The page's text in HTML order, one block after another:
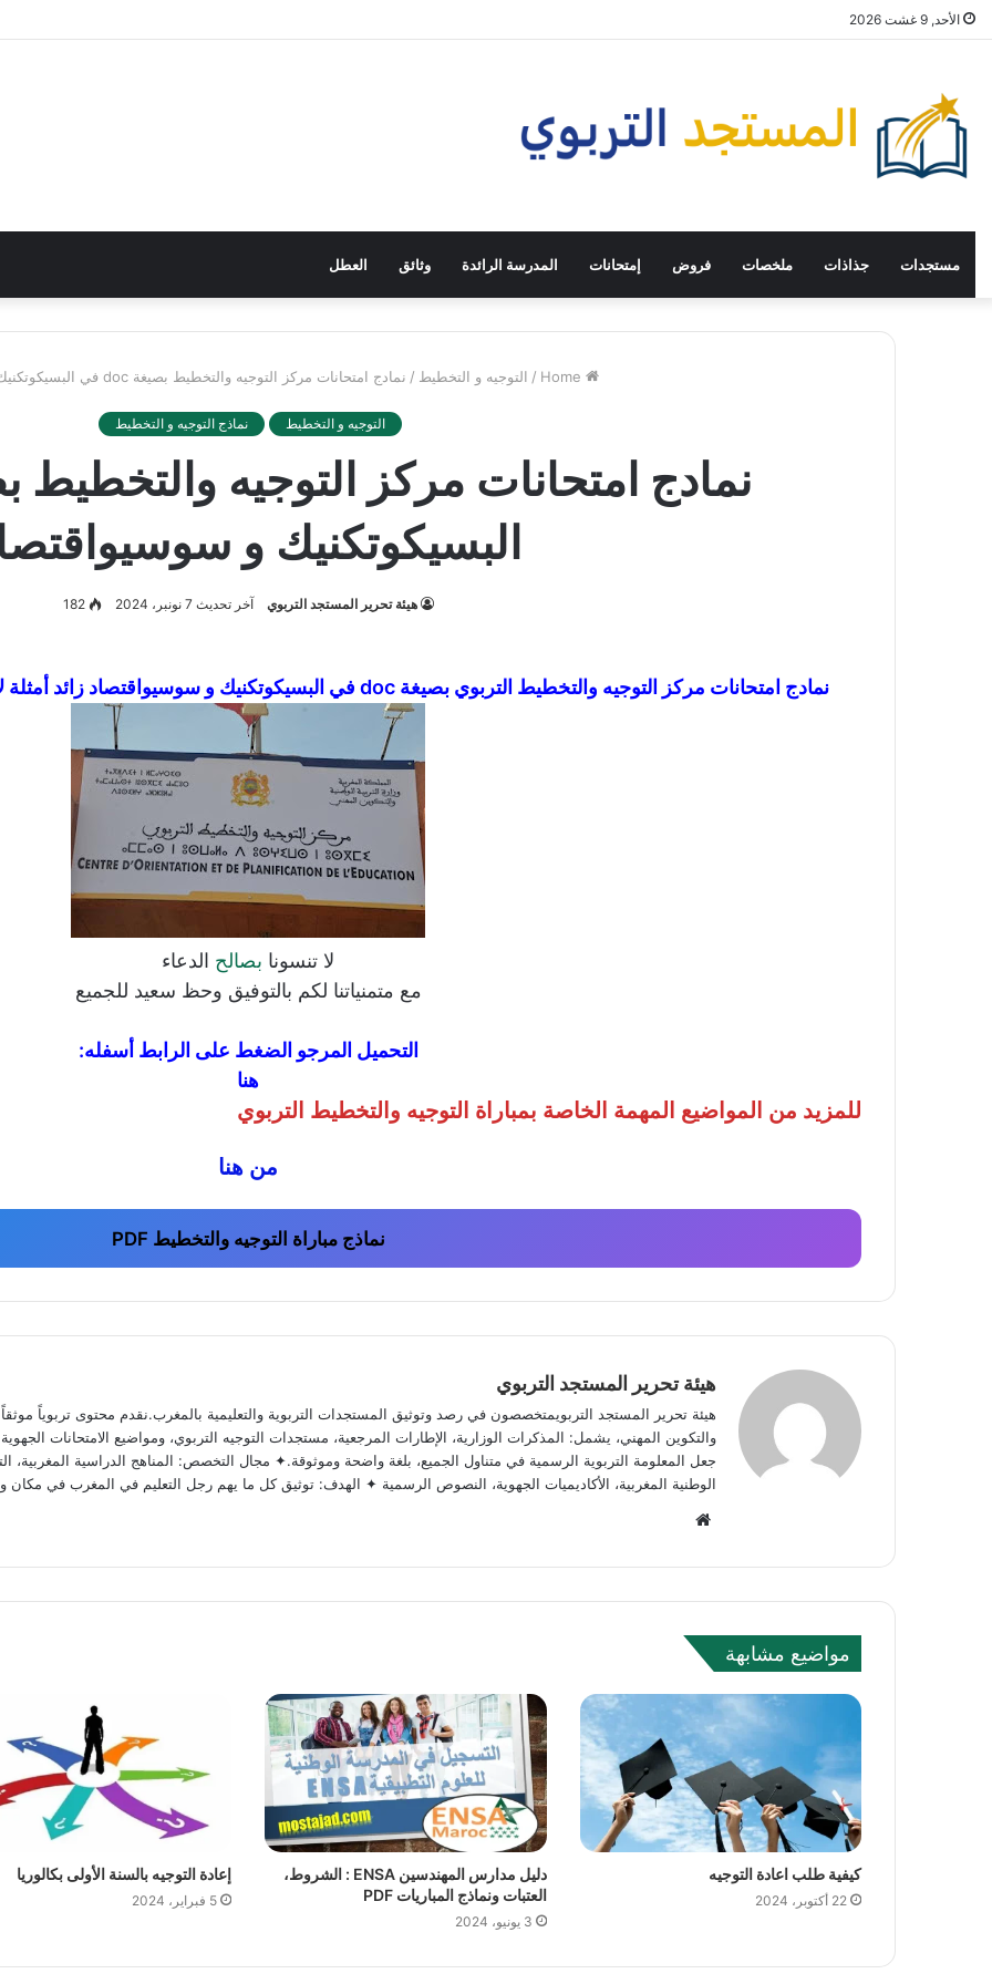
الأحد, 9 غشت 2026
مستجدات جذاذات ملخصات فروض إمتحانات المدرسة الرائدة وثائق العطل
/ التوجيه و التخطيط / نمادج امتحانات مركز التوجيه والتخطيط بصيغة doc في البسيكوتكنيك و سوسيواقتصاد
التوجيه و التخطيط نماذج التوجيه و التخطيط
البسيكوتكنيك و
هيئة تحرير المستجد التربوي آخر تحديث 7 نونبر، 2024 182
نمادج امتحانات مركز التوجيه والتخطيط التربوي بصيغة doc في البسيكوتكنيك و سوسيواقتصاد زائد أمثلة لأسئلة شفوية لمن حالفه الحظ في الكتابي.
لا تنسونا بصالح الدعاء
مع متمنياتنا لكم بالتوفيق وحظ سعيد للجميع
التحميل المرجو الضغط على الرابط أسفله:
هنا
للمزيد من المواضيع المهمة الخاصة بمباراة التوجيه والتخطيط التربوي
من هنا
نماذج مباراة التوجيه والتخطيط PDF
هيئة تحرير المستجد التربوي
هيئة تحرير المستجد التربويمتخصصون في رصد وتوثيق المستجدات التربوية والتعليمية بالمغرب.نقدم محتوى تربوياً موثقاً
والتكوين المهني، يشمل: المذكرات الوزارية، الإطارات المرجعية، مستجدات التوجيه التربوي، ومواضيع الامتحانات
جعل المعلومة التربوية الرسمية في متناول الجميع، بلغة واضحة وموثوقة.✦ مجال التخصص: المناهج الدراسية المغربية،
الوطنية المغربية، الأكاديميات الجهوية، النصوص الرسمية ✦ الهدف: توثيق كل ما يهم رجل التعليم في المغرب في مكان
مواضيع مشابهة
كيفية طلب اعادة التوجيه
22 أكتوبر، 2024
دليل مدارس المهندسين ENSA : الشروط،
العتبات ونماذج المباريات PDF
3 يونيو، 2024
إعادة التوجيه بالسنة الأولى بكالوريا
5 فبراير، 2024